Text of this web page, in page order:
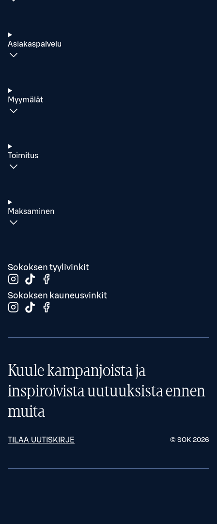
Asiakaspalvelu
Myymälät
Toimitus
Maksaminen
Sokoksen tyylivinkit
Sokoksen kauneusvinkit
Kuule kampanjoista ja
inspiroivista uutuuksista ennen
muita
TILAA UUTISKIRJE © SOK 2026